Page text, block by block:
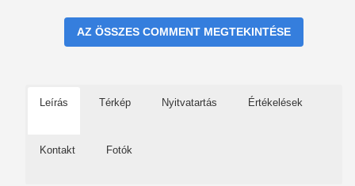
AZ ÖSSZES COMMENT MEGTEKINTÉSE
Leírás Térkép Nyitvatartás Értékelések
Kontakt Fotók